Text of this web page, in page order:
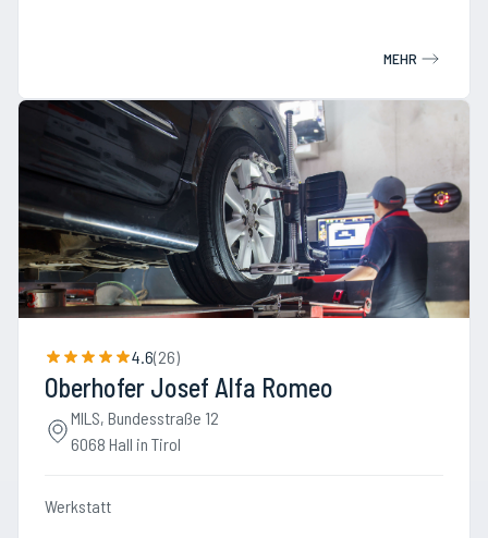
MEHR
4.6(26)
Oberhofer Josef Alfa Romeo
MILS, Bundesstraße 12
6068 Hall in Tirol
Werkstatt